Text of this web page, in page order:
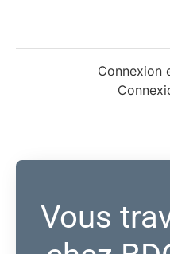
Connexion
Vous